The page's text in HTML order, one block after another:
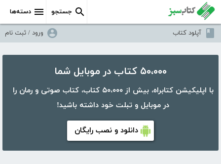
دسته‌ها جستجو
آپلود کتاب ورود / ثبت نام
۵۰،۰۰۰ کتاب در موبایل شما
با اپلیکیشن کتابراه، بیش از ۵۰،۰۰۰ کتاب، کتاب صوتی و رمان را
در موبایل و تبلت خود داشته باشید!
دانلود و نصب رایگان